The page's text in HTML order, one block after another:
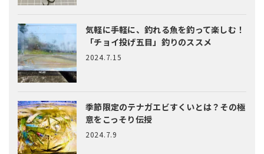
気軽に手軽に、釣れる魚を釣って楽しむ！
「チョイ投げ五目」釣りのススメ
2024.7.15
季節限定のテナガエビすくいとは？ その極
意をこっそり伝授
2024.7.9